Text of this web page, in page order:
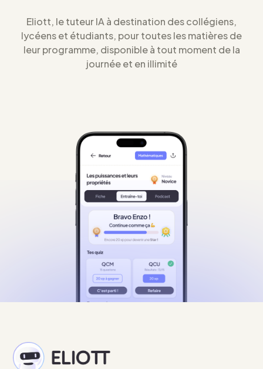
Eliott, le tuteur IA à destination des collégiens,
lycéens et étudiants, pour toutes les matières de
leur programme, disponible à tout moment de la
journée et en illimité